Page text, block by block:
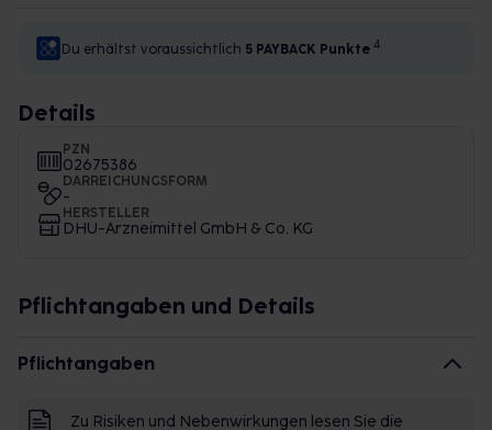
Du erhältst voraussichtlich 5 PAYBACK Punkte 4
Details
PZN
02675386
DARREICHUNGSFORM
-
HERSTELLER
DHU-Arzneimittel GmbH & Co. KG
Pflichtangaben und Details
Pflichtangaben
Zu Risiken und Nebenwirkungen lesen Sie die